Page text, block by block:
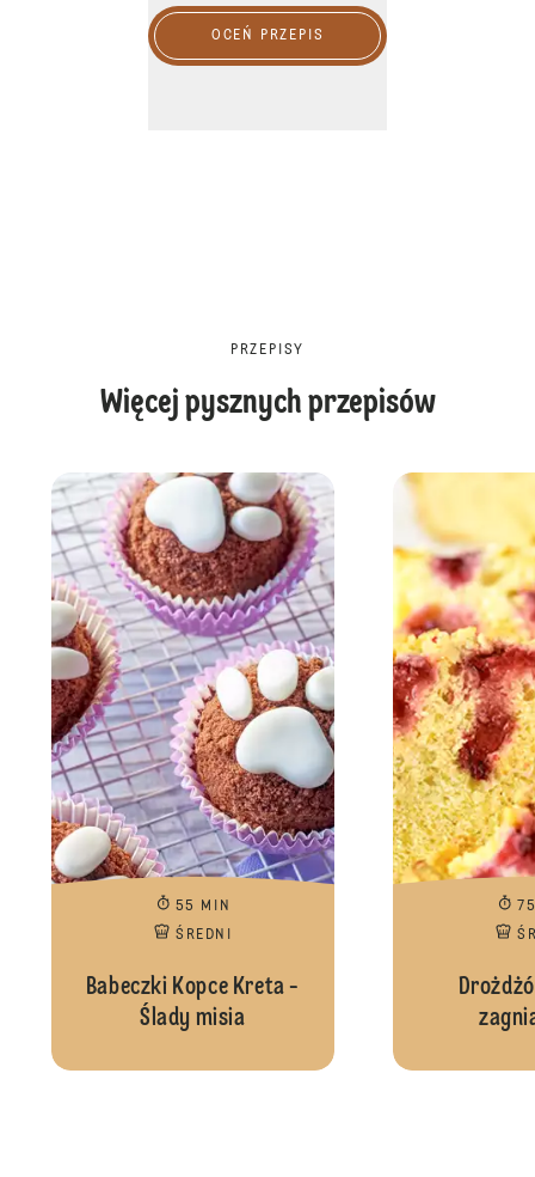
OCEŃ PRZEPIS
PRZEPISY
Więcej pysznych przepisów
55 MIN
ŚREDNI
Babeczki Kopce Kreta -
Ślady misia